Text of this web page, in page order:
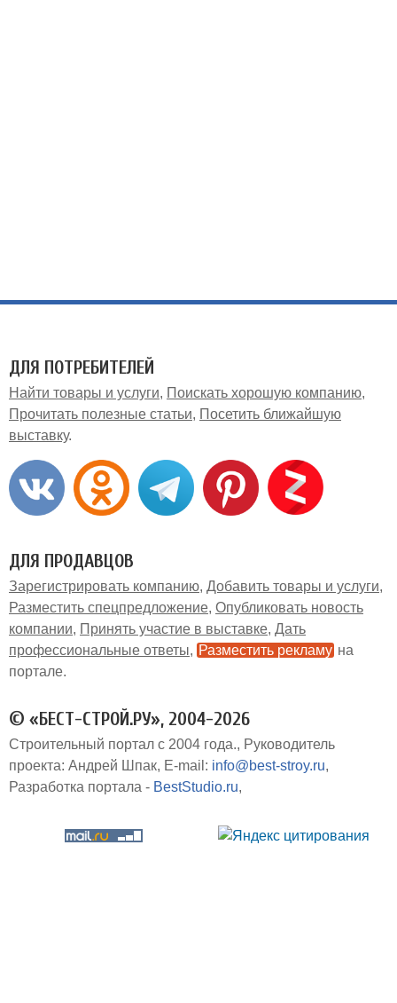
ДЛЯ ПОТРЕБИТЕЛЕЙ
Найти товары и услуги
Поискать хорошую компанию
Прочитать полезные статьи
Посетить ближайшую
выставку
ДЛЯ ПРОДАВЦОВ
Зарегистрировать компанию Добавить товары и услуги
Разместить спецпредложение Опубликовать новость
компании
Принять участие в выставке Дать
профессиональные ответы
Разместить рекламу на
портале
© «БЕСТ-СТРОЙ.РУ», 2004-2026
Строительный портал с 2004 года.
Руководитель
проекта: Андрей Шпак E-mail: info@best-stroy.ru
Разработка портала - BestStudio.ru